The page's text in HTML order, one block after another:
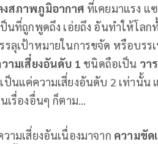
สภาพภูมิอากาศ ที่เคยมาแรง แ
นที่ถูกพูดถึง เอ่ยถึง อันทำให้โล
รลุเป้าหมายในการขจัด หรือบร
ามเสี่ยงอันดับ 1 ชนิดถือเป็น วา
ป็นแค่ความเสี่ยงอันดับ 2 เท่านั้
เรื่องอื่นๆ ก็ตาม...
ามเสี่ยงอันเนื่องมาจาก ความขัด